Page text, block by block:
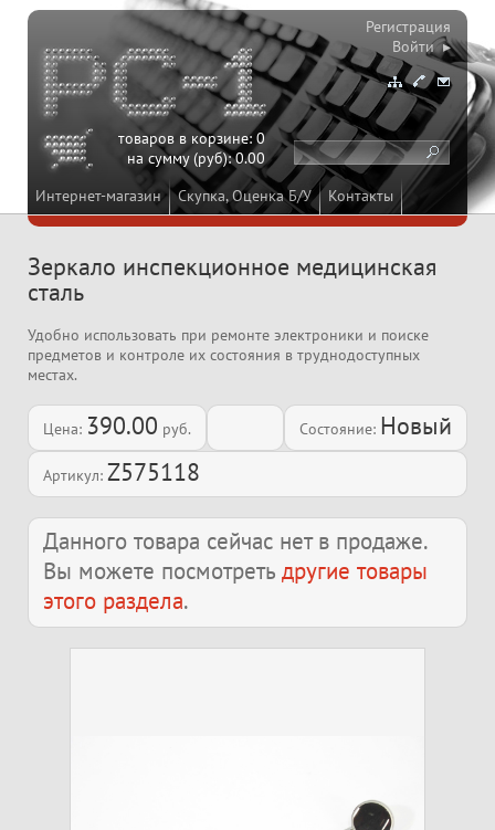
Интернет-магазин Скупка, Оценка Б/У Контакты
товаров в корзине:0
на сумму (руб):0.00
Регистрация
Войти ▸
Зеркало инспекционное медицинская
сталь
Удобно использовать при ремонте электроники и поиске
предметов и контроле их состояния в труднодоступных
местах.
Цена: 390.00 руб. Состояние: Новый
Артикул: Z575118
Данного товара сейчас нет в продаже.
Вы можете посмотреть другие товары
этого раздела.